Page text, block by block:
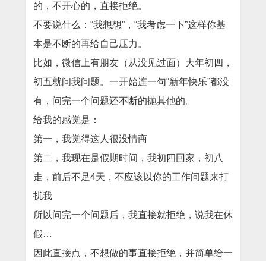
的，不开心的，直接拒绝。
不要说什么：“我想想”，“我考虑一下”这样你基
本是不断的再给自己压力。
比如，微信上有朋友（从没见过面）大年初四，
初五就问我问题。一开始连一句“新年快乐”都没
有，问完一个问题还不断的抛其他的。
给我的感觉是：
第一，我觉得这人很没情商
第二，我现在是假期时间，我初四回家，初八
走，前后不足4天，不应该以你的工作问题来打
扰我
所以问完一个问题后，我直接就拒绝，说我在休
假…
因此直接点，不想做的事直接拒绝，并简单给一